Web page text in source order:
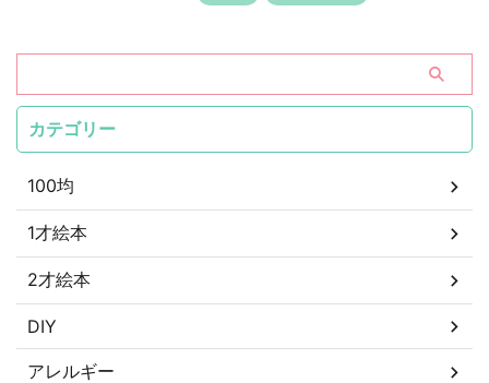
カテゴリー
100均
1才絵本
2才絵本
DIY
アレルギー